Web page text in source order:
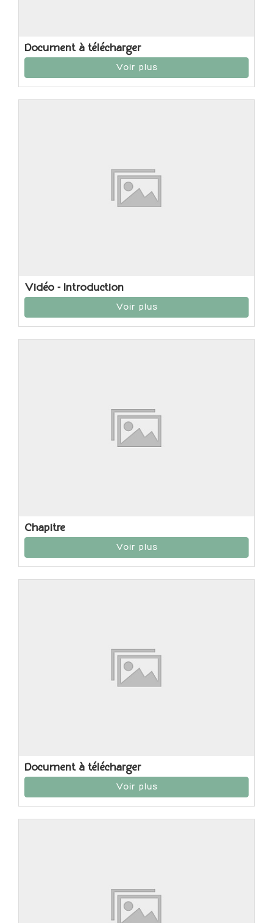
Document à télécharger
Voir plus
Vidéo - Introduction
Voir plus
Chapitre
Voir plus
Document à télécharger
Voir plus